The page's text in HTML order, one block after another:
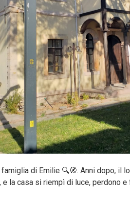
di Emilie 🔍🧭. Anni dopo, il
la casa si riempì di luce, perdono e